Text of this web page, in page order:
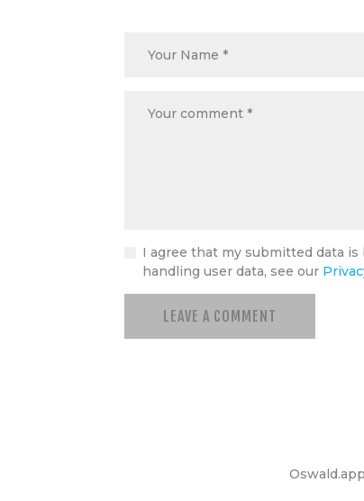
I agree that my submitted data
handling user data, see our